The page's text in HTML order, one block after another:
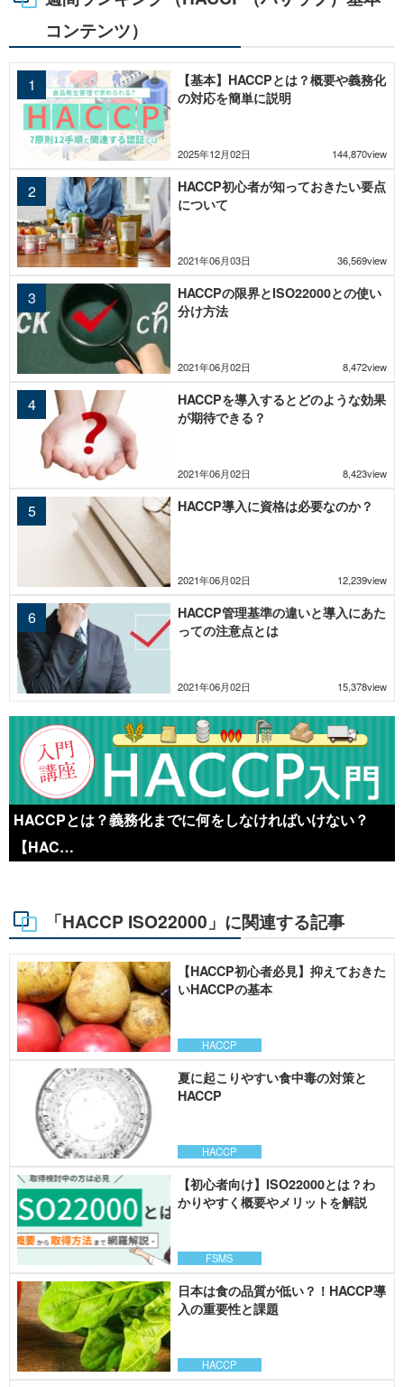
コンテンツ）
2025年12月02日 144,870view
【基本】HACCPとは？概要や義務化
の対応を簡単に説明
2021年06月03日 36,569view
HACCP初心者が知っておきたい要点
について
2021年06月02日 8,472view
HACCPの限界とISO22000との使い
分け方法
2021年06月02日 8,423view
HACCPを導入するとどのような効果
が期待できる？
2021年06月02日 12,239view
HACCP導入に資格は必要なのか？
2021年06月02日 15,378view
HACCP管理基準の違いと導入にあた
っての注意点とは
HACCPとは？義務化までに何をしなければいけない？
【HAC…
「HACCP ISO22000」に関連する記事
HACCP
【HACCP初心者必見】抑えておきた
いHACCPの基本
HACCP
夏に起こりやすい食中毒の対策と
HACCP
FSMS
【初心者向け】ISO22000とは？わ
かりやすく概要やメリットを解説
HACCP
日本は食の品質が低い？！HACCP導
入の重要性と課題